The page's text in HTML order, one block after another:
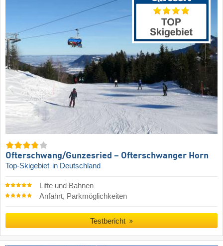
Ofterschwang/​Gunzesried – Ofterschwanger Horn
Top-Skigebiet in Deutschland
Lifte und Bahnen
Anfahrt, Parkmöglichkeiten
Testbericht